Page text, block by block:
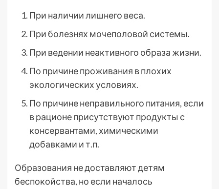
При наличии лишнего веса.
При болезнях мочеполовой системы.
При ведении неактивного образа жизни.
По причине проживания в плохих
экологических условиях.
По причине неправильного питания, если
в рационе присутствуют продукты с
консервантами, химическими
добавками и т.п.
Образования не доставляют детям
беспокойства, но если началось